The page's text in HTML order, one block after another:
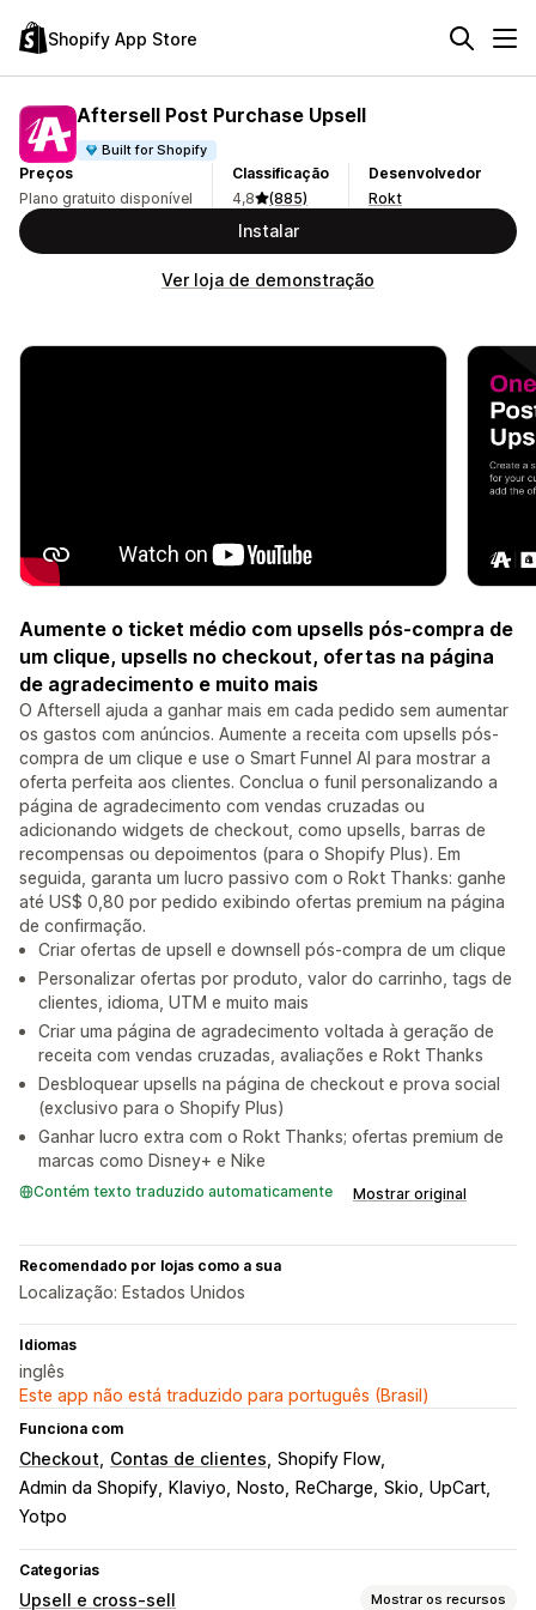
Shopify App Store
Aftersell Post Purchase Upsell
Built for Shopify
Preços
Plano gratuito disponível
Classificação
4,8
(885)
Desenvolvedor
Rokt
Instalar
Ver loja de demonstração
Aumente o ticket médio com upsells pós-compra de
um clique, upsells no checkout, ofertas na página
de agradecimento e muito mais
O Aftersell ajuda a ganhar mais em cada pedido sem aumentar
os gastos com anúncios. Aumente a receita com upsells pós-
compra de um clique e use o Smart Funnel AI para mostrar a
oferta perfeita aos clientes. Conclua o funil personalizando a
página de agradecimento com vendas cruzadas ou
adicionando widgets de checkout, como upsells, barras de
recompensas ou depoimentos (para o Shopify Plus). Em
seguida, garanta um lucro passivo com o Rokt Thanks: ganhe
até US$ 0,80 por pedido exibindo ofertas premium na página
de confirmação.
Criar ofertas de upsell e downsell pós-compra de um clique
Personalizar ofertas por produto, valor do carrinho, tags de
clientes, idioma, UTM e muito mais
Criar uma página de agradecimento voltada à geração de
receita com vendas cruzadas, avaliações e Rokt Thanks
Desbloquear upsells na página de checkout e prova social
(exclusivo para o Shopify Plus)
Ganhar lucro extra com o Rokt Thanks; ofertas premium de
marcas como Disney+ e Nike
Contém texto traduzido automaticamente Mostrar original
Recomendado por lojas como a sua
Localização: Estados Unidos
Idiomas
inglês
Este app não está traduzido para português (Brasil)
Funciona com
Checkout Contas de clientes Shopify Flow
Admin da Shopify
Klaviyo Nosto ReCharge Skio UpCart
Yotpo
Categorias
Upsell e cross-sell Mostrar os recursos